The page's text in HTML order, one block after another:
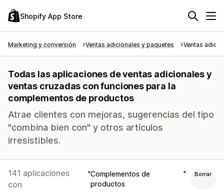
Shopify App Store
Marketing y conversión Ventas adicionales y paquetes Ventas
Todas las aplicaciones de ventas adicionales y
ventas cruzadas con funciones para la
complementos de productos
Atrae clientes con mejoras, sugerencias del tipo
"combina bien con" y otros artículos
irresistibles.
141 aplicaciones
con
Complementos de
productos
Borrar